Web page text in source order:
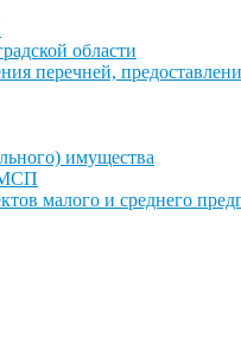
области
перечней,
имущества
малого и среднего